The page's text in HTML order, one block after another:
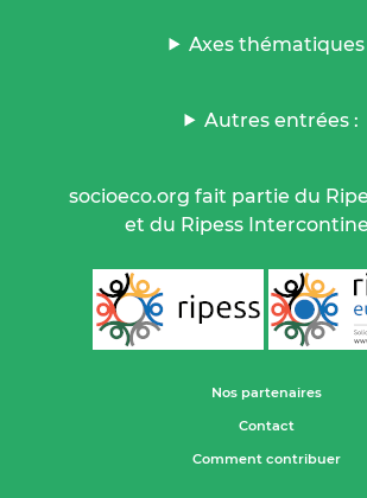
Axes thématiques
Autres entrées :
socioeco.org fait partie du
et du Ripess
Nos partenaires
Contact
Comment contribuer